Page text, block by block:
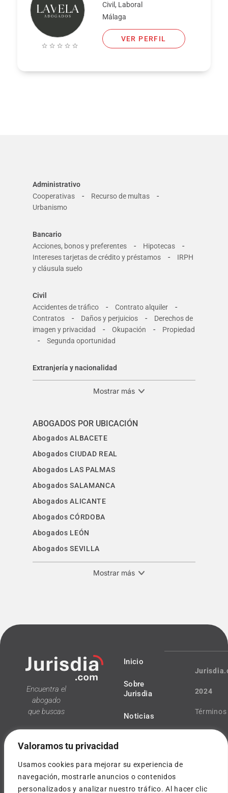
Valoramos tu privacidad
Usamos cookies para mejorar su experiencia de
navegación, mostrarle anuncios o contenidos
personalizados y analizar nuestro tráfico. Al hacer clic
Civil, Laboral
Málaga
VER PERFIL
Administrativo
Cooperativas
- Recurso de multas -
Urbanismo
Bancario
Acciones, bonos y preferentes
- Hipotecas -
Intereses tarjetas de crédito y préstamos -
IRPH
y cláusula suelo
Civil
Accidentes de tráfico
- Contrato alquiler -
Contratos - Daños y perjuicios -
Derechos de
imagen y privacidad
- Okupación - Propiedad
- Segunda oportunidad
Extranjería y nacionalidad
Mostrar más
ABOGADOS POR UBICACIÓN
Abogados ALBACETE
Abogados CIUDAD REAL
Abogados LAS PALMAS
Abogados SALAMANCA
Abogados ALICANTE
Abogados CÓRDOBA
Abogados LEÓN
Abogados SEVILLA
Mostrar más
Encuentra el
abogado
que buscas
Inicio
Sobre
Jurisdia
Noticias
2024
Términos
y